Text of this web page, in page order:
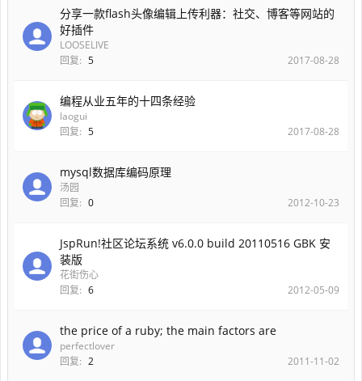
分享一款flash头像编辑上传利器：社交、博客等网站的
好插件
LOOSELIVE
回复: 5 2017-08-28
编程从业五年的十四条经验
laogui
回复: 5 2017-08-28
mysql数据库编码原理
汤园
回复: 0 2012-10-23
JspRun!社区论坛系统 v6.0.0 build 20110516 GBK 安
装版
花街伤心
回复: 6 2012-05-09
the price of a ruby; the main factors are
perfectlover
回复: 2 2011-11-02